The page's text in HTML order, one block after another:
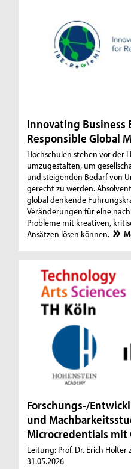
Innovating Business
Responsible Global
Hochschulen stehen vor der
umzugestalten, um
und steigenden Bedarf von
gerecht zu werden.
global denkende
Veränderungen für eine
Probleme mit kreativen,
Ansätzen lösen können.
Forschungs-/
und
Microcredentials mit
Leitung: Prof. Dr. Erich Hölter
31.05.2026